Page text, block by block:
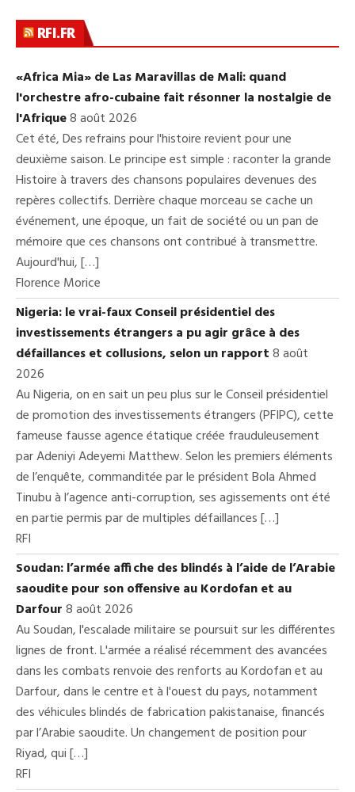
RFI.FR
«Africa Mia» de Las Maravillas de Mali: quand
l'orchestre afro-cubaine fait résonner la nostalgie de
l'Afrique8 août 2026
Cet été, Des refrains pour l'histoire revient pour une
deuxième saison. Le principe est simple : raconter la grande
Histoire à travers des chansons populaires devenues des
repères collectifs. Derrière chaque morceau se cache un
événement, une époque, un fait de société ou un pan de
mémoire que ces chansons ont contribué à transmettre.
Aujourd'hui, […]
Florence Morice
Nigeria: le vrai-faux Conseil présidentiel des
investissements étrangers a pu agir grâce à des
défaillances et collusions, selon un rapport8 août
2026
Au Nigeria, on en sait un peu plus sur le Conseil présidentiel
de promotion des investissements étrangers (PFIPC), cette
fameuse fausse agence étatique créée frauduleusement
par Adeniyi Adeyemi Matthew. Selon les premiers éléments
de l’enquête, commanditée par le président Bola Ahmed
Tinubu à l’agence anti-corruption, ses agissements ont été
en partie permis par de multiples défaillances […]
RFI
Soudan: l’armée affiche des blindés à l’aide de l’Arabie
saoudite pour son offensive au Kordofan et au
Darfour8 août 2026
Au Soudan, l'escalade militaire se poursuit sur les différentes
lignes de front. L'armée a réalisé récemment des avancées
dans les combats renvoie des renforts au Kordofan et au
Darfour, dans le centre et à l'ouest du pays, notamment
des véhicules blindés de fabrication pakistanaise, financés
par l’Arabie saoudite. Un changement de position pour
Riyad, qui […]
RFI